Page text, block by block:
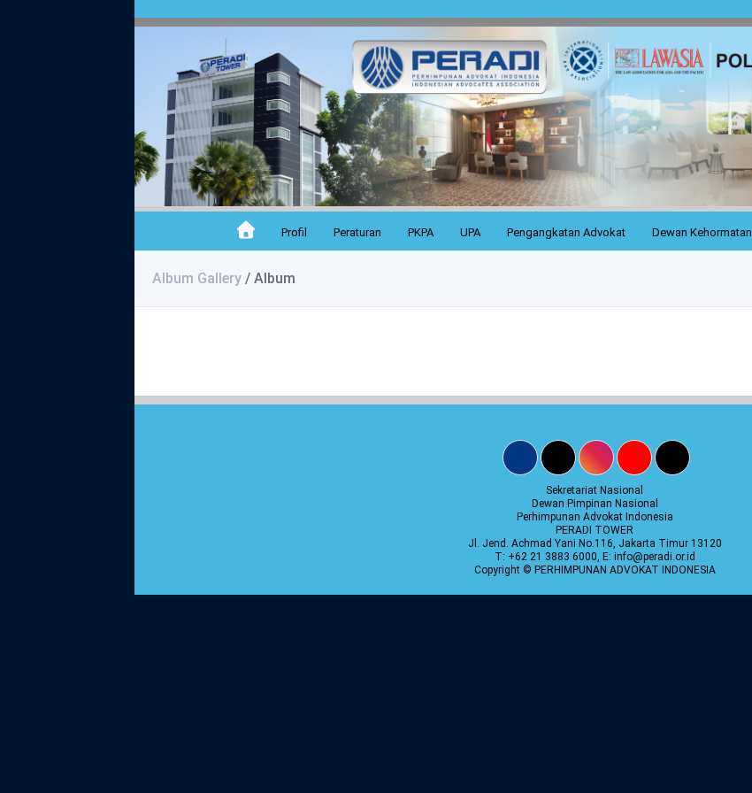
Profil Peraturan PKPA UPA Pengangkatan Advokat Dewan Kehormatan
Album Gallery / Album
Sekretariat Nasional
Dewan Pimpinan Nasional
Perhimpunan Advokat Indonesia
PERADI TOWER
Jl. Jend. Achmad Yani No.116, Jakarta Timur 13120
T: +62 21 3883 6000, E: info@peradi.or.id
Copyright © PERHIMPUNAN ADVOKAT INDONESIA